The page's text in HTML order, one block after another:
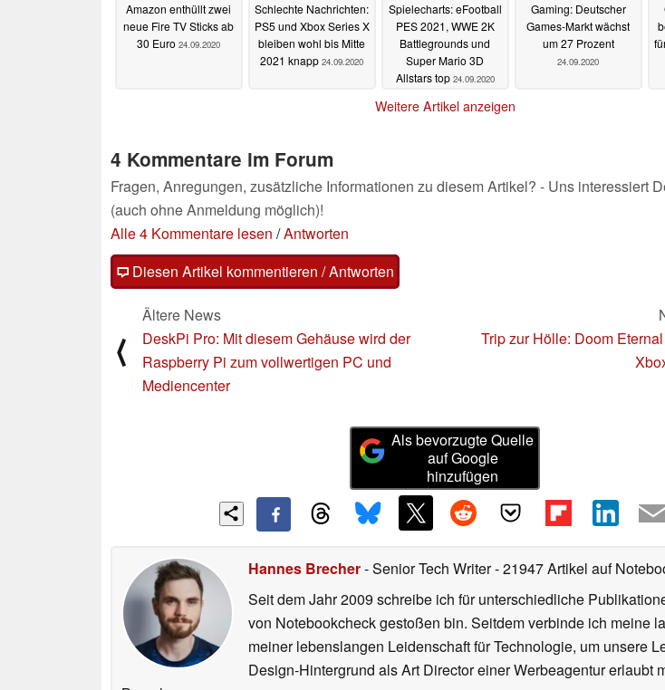
Amazon enthüllt zwei
neue Fire TV Sticks ab
30 Euro 24.09.2020
Schlechte Nachrichten:
PS5 und Xbox Series X
bleiben wohl bis Mitte
2021 knapp 24.09.2020
Spielecharts: eFootball
PES 2021, WWE 2K
Battlegrounds und
Super Mario 3D
Allstars top 24.09.2020
Gaming: Deutscher
Games-Markt wächst
um 27 Prozent
24.09.2020
Weitere Artikel anzeigen
4 Kommentare im Forum
Fragen, Anregungen, zusätzliche Informationen zu diesem Artikel? - Uns interessiert
(auch ohne Anmeldung möglich)!
Alle 4 Kommentare lesen /Antworten
Diesen Artikel kommentieren / Antworten
⟨
Ältere News
DeskPi Pro: Mit diesem Gehäuse wird der
Raspberry Pi zum vollwertigen PC und
Mediencenter
Trip zur Hölle: Doom
Als bevorzugte Quelle
auf Google
hinzufügen
Hannes Brecher- Senior Tech Writer- 21947 Artikel auf
Seit dem Jahr 2009 schreibe ich für unterschiedliche
von Notebookcheck gestoßen bin. Seitdem verbinde ich meine
meiner lebenslangen Leidenschaft für Technologie, um unsere
Design-Hintergrund als Art Director einer Werbeagentur